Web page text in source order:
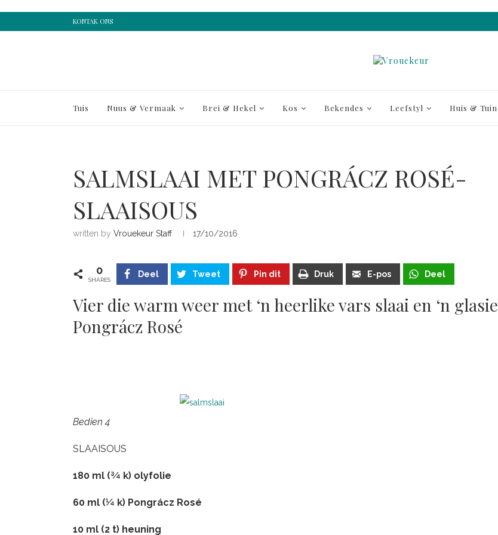
KONTAK ONS
Tuis Nuus & Vermaak Brei & Hekel Kos Bekendes Leefstyl Huis & Tuin
SALMSLAAI MET PONGRÁCZ ROSÉ-
SLAAISOUS
written by Vrouekeur Staff 17/10/2016
0
SHARES
Deel Tweet Pin dit Druk E-pos Deel
Vier die warm weer met ‘n heerlike vars slaai en ‘n glasie
Pongrácz Rosé
Bedien 4
SLAAISOUS
180 ml (¾ k) olyfolie
60 ml (¼ k) Pongrácz Rosé
10 ml (2 t) heuning